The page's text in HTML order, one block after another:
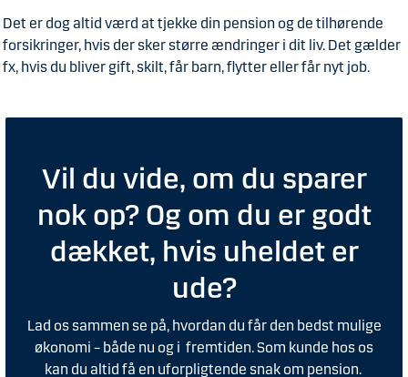
Det er dog altid værd at tjekke din pension og de tilhørende
forsikringer, hvis der sker større ændringer i dit liv. Det gælder
fx, hvis du bliver gift, skilt, får barn, flytter eller får nyt job.
Vil du vide, om du sparer
nok op? Og om du er godt
dækket, hvis uheldet er
ude?
Lad os sammen se på, hvordan du får den bedst mulige
økonomi – både nu og i fremtiden. Som kunde hos os
kan du altid få en uforpligtende snak om pension.